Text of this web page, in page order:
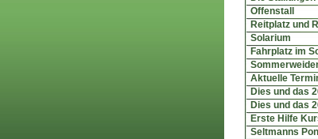
Offenstall
Reitplatz und
Solarium
Fahrplatz im
Aktuelle
Dies und das
Dies und das
Erste Hilfe
Seltmanns